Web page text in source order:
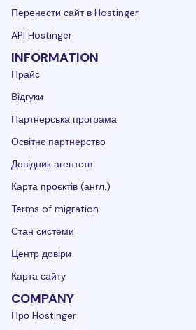
Перенести сайт в Hostinger
API Hostinger
INFORMATION
Прайс
Відгуки
Партнерська програма
Освітнє партнерство
Довідник агентств
Карта проєктів (англ.)
Terms of migration
Стан системи
Центр довіри
Карта сайту
COMPANY
Про Hostinger